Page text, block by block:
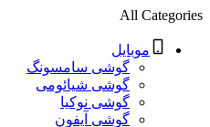
All Categories
موبایل
گوشی سامسونگ
گوشی شیائومی
گوشی نوکیا
گوشی آیفون